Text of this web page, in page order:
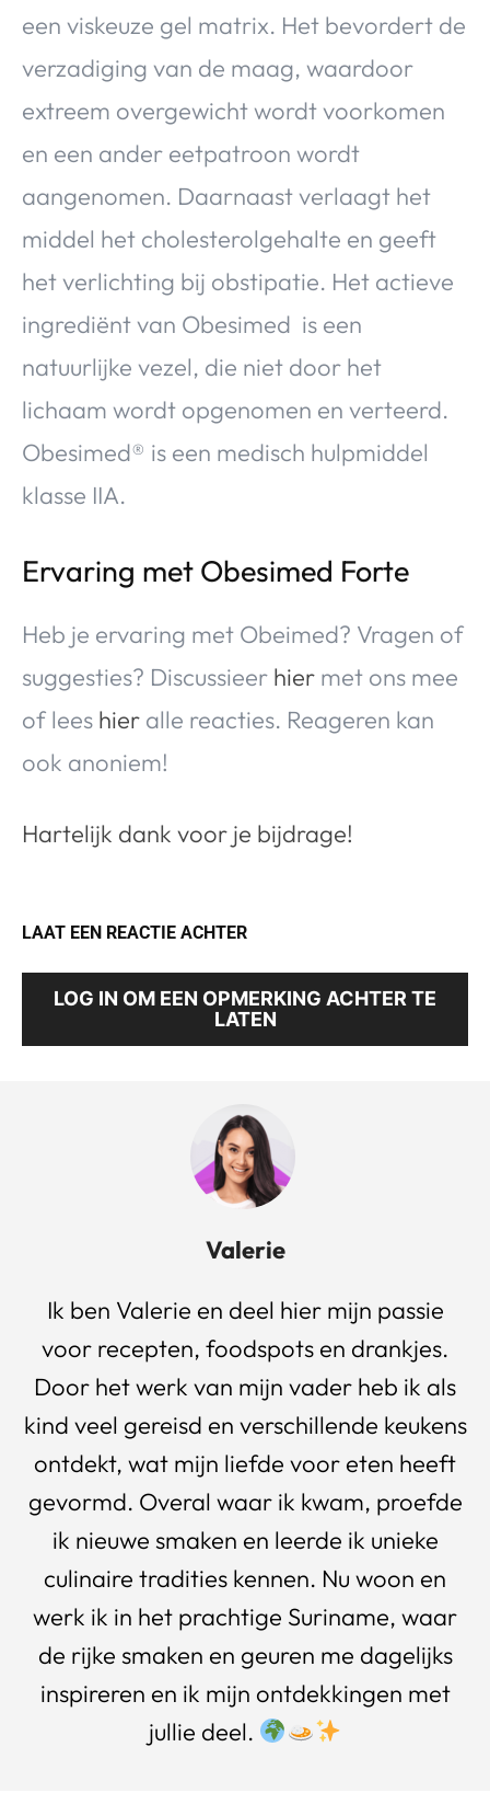
een viskeuze gel matrix. Het bevordert de
verzadiging van de maag, waardoor
extreem overgewicht wordt voorkomen
en een ander eetpatroon wordt
aangenomen. Daarnaast verlaagt het
middel het cholesterolgehalte en geeft
het verlichting bij obstipatie. Het actieve
ingrediënt van Obesimed is een
natuurlijke vezel, die niet door het
lichaam wordt opgenomen en verteerd.
Obesimed® is een medisch hulpmiddel
klasse IIA.
Ervaring met Obesimed Forte
Heb je ervaring met Obeimed? Vragen of
suggesties? Discussieer hier met ons mee
of lees hier alle reacties. Reageren kan
ook anoniem!
Hartelijk dank voor je bijdrage!
LAAT EEN REACTIE ACHTER
LOG IN OM EEN OPMERKING ACHTER TE
LATEN
Valerie
Ik ben Valerie en deel hier mijn passie
voor recepten, foodspots en drankjes.
Door het werk van mijn vader heb ik als
kind veel gereisd en verschillende keukens
ontdekt, wat mijn liefde voor eten heeft
gevormd. Overal waar ik kwam, proefde
ik nieuwe smaken en leerde ik unieke
culinaire tradities kennen. Nu woon en
werk ik in het prachtige Suriname, waar
de rijke smaken en geuren me dagelijks
inspireren en ik mijn ontdekkingen met
jullie deel.